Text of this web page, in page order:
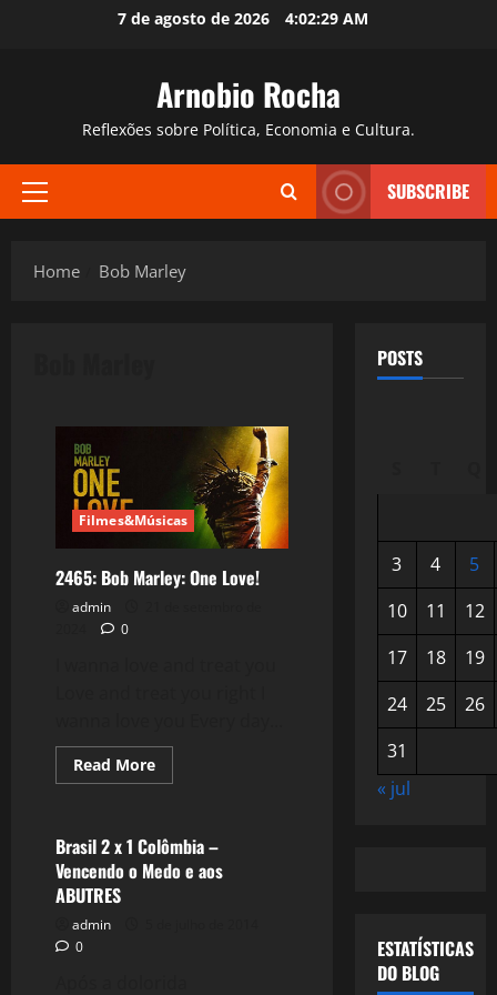
7 de agosto de 2026 4:02:30 AM
Arnobio Rocha
Reflexões sobre Política, Economia e Cultura.
Primary
SUBSCRIBE
Home Bob Marley
Filmes&Músicas
2465: Bob Marley: One Love!
admin
0
Read MoreRead
more
Marley:
One
Love!
Esportes
Brasil 2 x 1 Colômbia –
Vencendo o Medo e aos
ABUTRES
admin
0
POSTS
3 4
5
10
11
12
17
18
19
24
25
26
31
« jul
ESTATÍSTICAS
DO BLOG